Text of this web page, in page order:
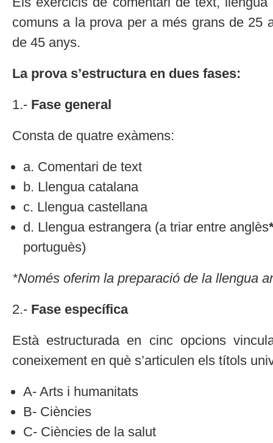
comuns a la prova per a més grans de 25
de 45 anys.
La prova s’estructura en dues fases:
1.- Fase general
Consta de quatre exàmens:
a. Comentari de text
b. Llengua catalana
c. Llengua castellana
d. Llengua estrangera (a triar entre anglès
portuguès)
*Només oferim la preparació de la llengua
2.- Fase específica
Està estructurada en cinc opcions
coneixement en què s’articulen els títols
A- Arts i humanitats
B- Ciències
C- Ciències de la salut